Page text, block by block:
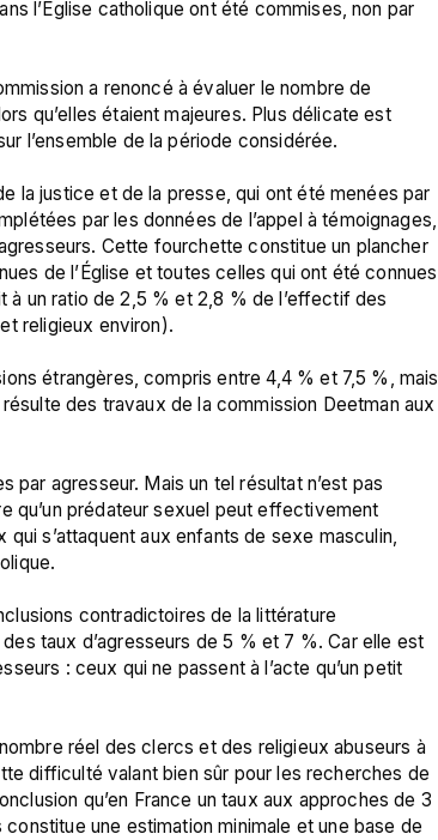
l’Église catholique ont été commises, non par
a renoncé à évaluer le nombre de
qu’elles étaient majeures. Plus délicate est
l’ensemble de la période considérée.
la justice et de la presse, qui ont été menées par
par les données de l’appel à témoignages,
Cette fourchette constitue un plancher
de l’Église et toutes celles qui ont été connues
à un ratio de 2,5 % et 2,8 % de l’effectif des
religieux environ).
étrangères, compris entre 4,4 % et 7,5 %, mais
des travaux de la commission Deetman aux
par agresseur. Mais un tel résultat n’est pas
qu’un prédateur sexuel peut effectivement
s’attaquent aux enfants de sexe masculin,
contradictoires de la littérature
taux d’agresseurs de 5 % et 7 %. Car elle est
: ceux qui ne passent à l’acte qu’un petit
réel des clercs et des religieux abuseurs à
difficulté valant bien sûr pour les recherches de
qu’en France un taux aux approches de 3
une estimation minimale et une base de